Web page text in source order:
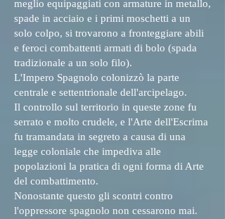
meglio equipaggiati con armature in metallo,
spade in acciaio e i primi moschetti a un
solo colpo, si trovarono a fronteggiare abili
e feroci combattenti armati di bolo (spada
tradizionale a un solo filo).
L'Impero Spagnolo colonizzò la parte
centrale e settentrionale dell'arcipelago.
Il controllo sul territorio in queste zone fu
serrato e molto crudele, e l'Arte dell'Escrima
fu tramandata in segreto a causa di una
legge coloniale che impediva alle
popolazioni la pratica di ogni forma di Arte
del combattimento.
Nonostante questo gli scontri contro
l'oppressore spagnolo non cessarono mai.